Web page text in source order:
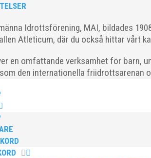
Idrottsförening, MAI, bildades
Atleticum, där du också hittar vårt
en omfattande verksamhet för barn,
den internationella friidrottsarenan
här och för oss MAI:re betyder det
8 okt – MAI bjöd in alla friidrottare